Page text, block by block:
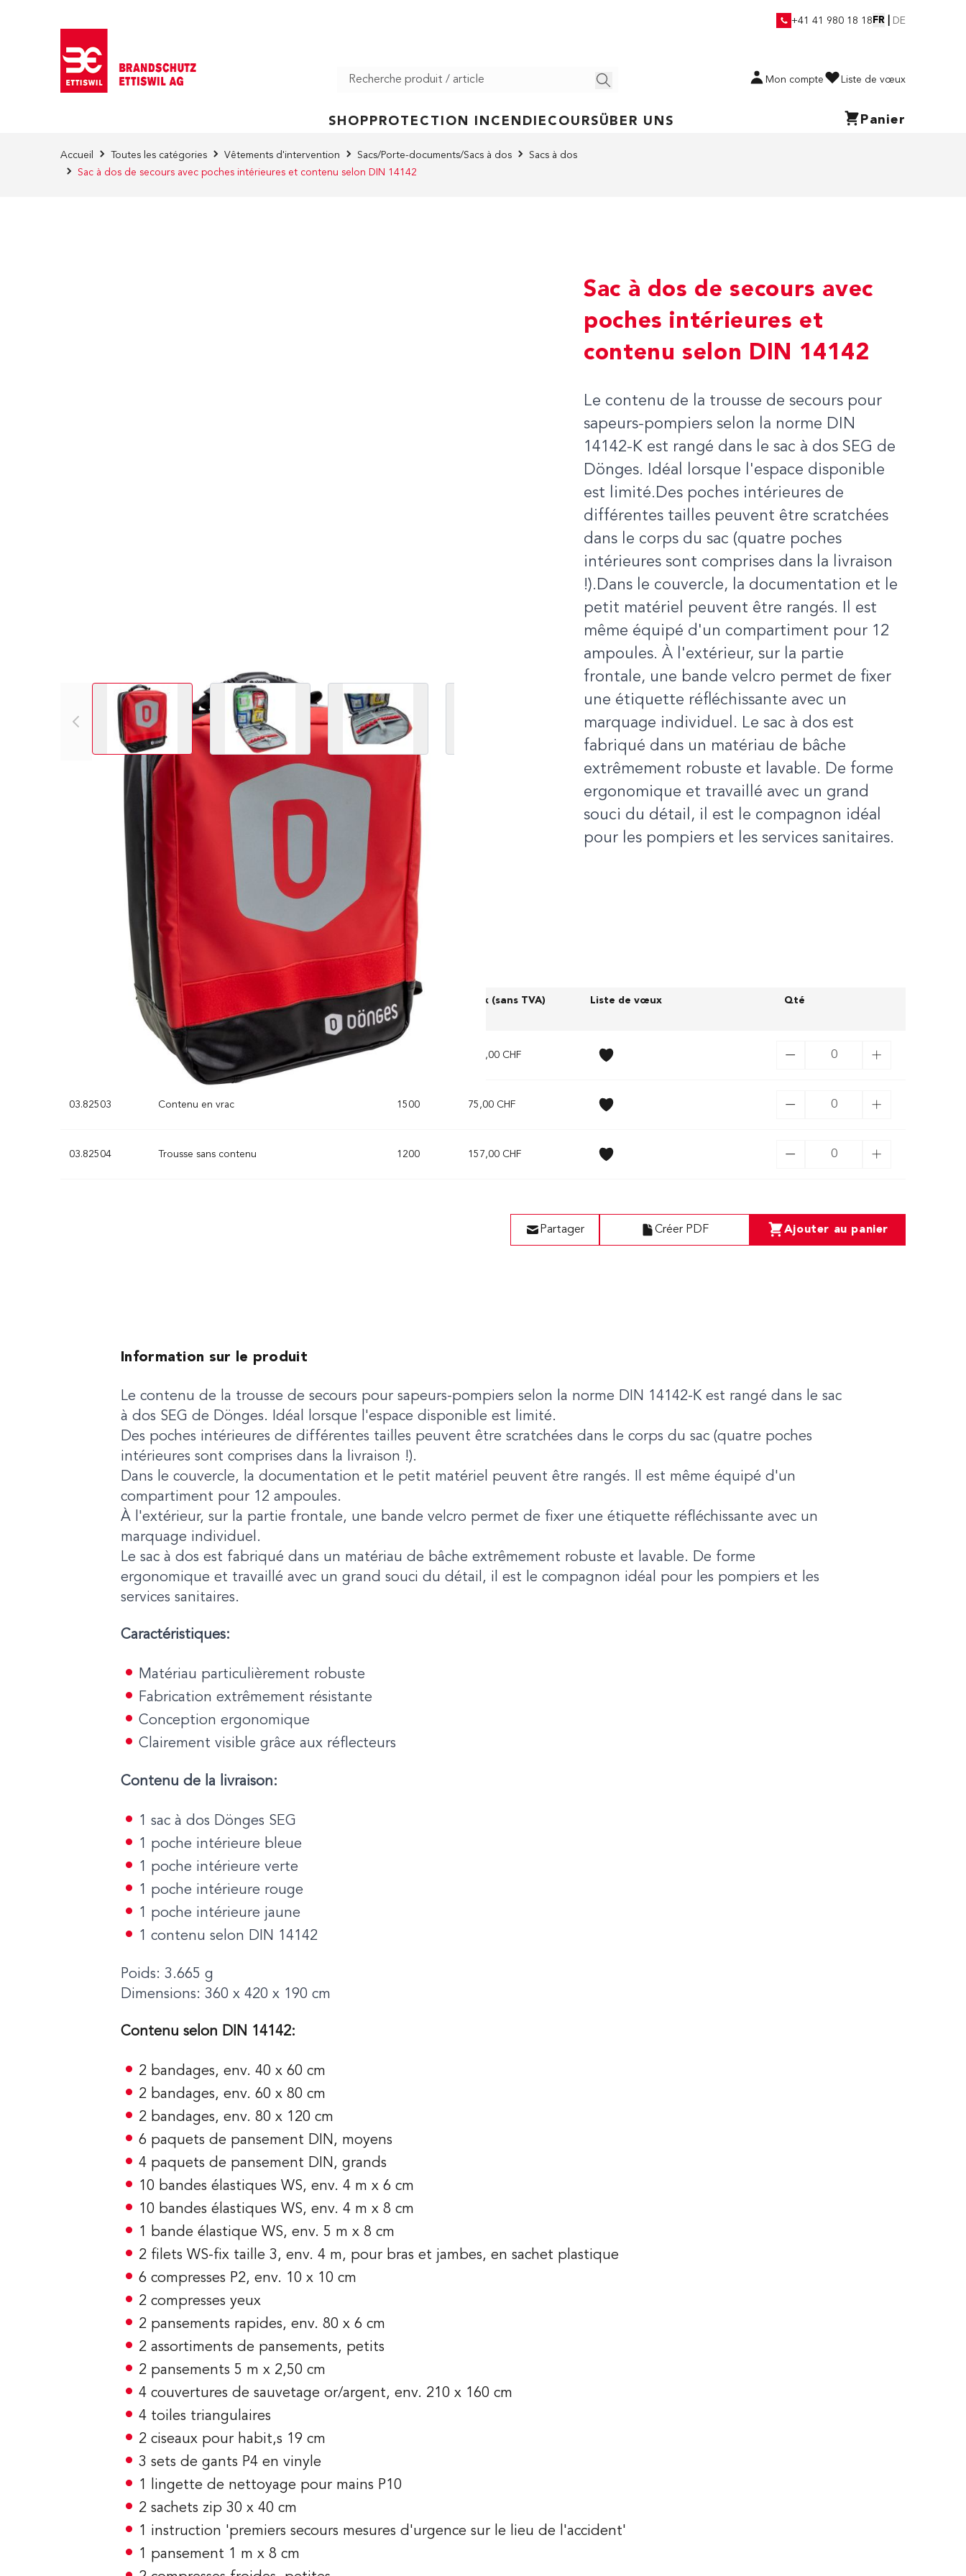
+41 41 980 18 18 FR DE
Mon compte Liste de vœux
SHOP PROTECTION INCENDIE COURSÜBER UNS Panier
Accueil Toutes les catégories Vêtements d'intervention Sacs/Porte-documents/Sacs à dos
Sacs à dos
Sac à dos de secours avec poches intérieures et contenu selon DIN 14142
View larger image View larger image View larger image
Sac à dos de secours avec
poches intérieures et
contenu selon DIN 14142
Le contenu de la trousse de secours pour
sapeurs-pompiers selon la norme DIN
14142-K est rangé dans le sac à dos SEG de
Dönges. Idéal lorsque l'espace disponible
est limité.Des poches intérieures de
différentes tailles peuvent être scratchées
dans le corps du sac (quatre poches
intérieures sont comprises dans la livraison
!).Dans le couvercle, la documentation et le
petit matériel peuvent être rangés. Il est
même équipé d'un compartiment pour 12
ampoules. À l'extérieur, sur la partie
frontale, une bande velcro permet de fixer
une étiquette réfléchissante avec un
marquage individuel. Le sac à dos est
fabriqué dans un matériau de bâche
extrêmement robuste et lavable. De forme
ergonomique et travaillé avec un grand
souci du détail, il est le compagnon idéal
pour les pompiers et les services sanitaires.
Variations des produits
Produit Poids (g) Prix (sans TVA) Liste de vœux Qté
Trousse de secours avec contenu 195,00 CHF
03.82503 Contenu en vrac 1500 75,00 CHF
03.82504 Trousse sans contenu 1200 157,00 CHF
Ajouter au panier
Créer PDF
Partager
Information sur le produit
Le contenu de la trousse de secours pour sapeurs-pompiers selon la norme DIN 14142-K est rangé dans le sac
à dos SEG de Dönges. Idéal lorsque l'espace disponible est limité.
Des poches intérieures de différentes tailles peuvent être scratchées dans le corps du sac (quatre poches
intérieures sont comprises dans la livraison !).
Dans le couvercle, la documentation et le petit matériel peuvent être rangés. Il est même équipé d'un
compartiment pour 12 ampoules.
À l'extérieur, sur la partie frontale, une bande velcro permet de fixer une étiquette réfléchissante avec un
marquage individuel.
Le sac à dos est fabriqué dans un matériau de bâche extrêmement robuste et lavable. De forme
ergonomique et travaillé avec un grand souci du détail, il est le compagnon idéal pour les pompiers et les
services sanitaires.
Caractéristiques:
Matériau particulièrement robuste
Fabrication extrêmement résistante
Conception ergonomique
Clairement visible grâce aux réflecteurs
Contenu de la livraison:
1 sac à dos Dönges SEG
1 poche intérieure bleue
1 poche intérieure verte
1 poche intérieure rouge
1 poche intérieure jaune
1 contenu selon DIN 14142
Poids: 3.665 g
Dimensions: 360 x 420 x 190 cm
Contenu selon DIN 14142:
2 bandages, env. 40 x 60 cm
2 bandages, env. 60 x 80 cm
2 bandages, env. 80 x 120 cm
6 paquets de pansement DIN, moyens
4 paquets de pansement DIN, grands
10 bandes élastiques WS, env. 4 m x 6 cm
10 bandes élastiques WS, env. 4 m x 8 cm
1 bande élastique WS, env. 5 m x 8 cm
2 filets WS-fix taille 3, env. 4 m, pour bras et jambes, en sachet plastique
6 compresses P2, env. 10 x 10 cm
2 compresses yeux
2 pansements rapides, env. 80 x 6 cm
2 assortiments de pansements, petits
2 pansements 5 m x 2,50 cm
4 couvertures de sauvetage or/argent, env. 210 x 160 cm
4 toiles triangulaires
2 ciseaux pour habit,s 19 cm
3 sets de gants P4 en vinyle
1 lingette de nettoyage pour mains P10
2 sachets zip 30 x 40 cm
1 instruction 'premiers secours mesures d'urgence sur le lieu de l'accident'
1 pansement 1 m x 8 cm